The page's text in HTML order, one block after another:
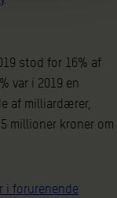
stod for 16% af
var i 2019 en
af milliardærer,
millioner kroner om
i forurenende